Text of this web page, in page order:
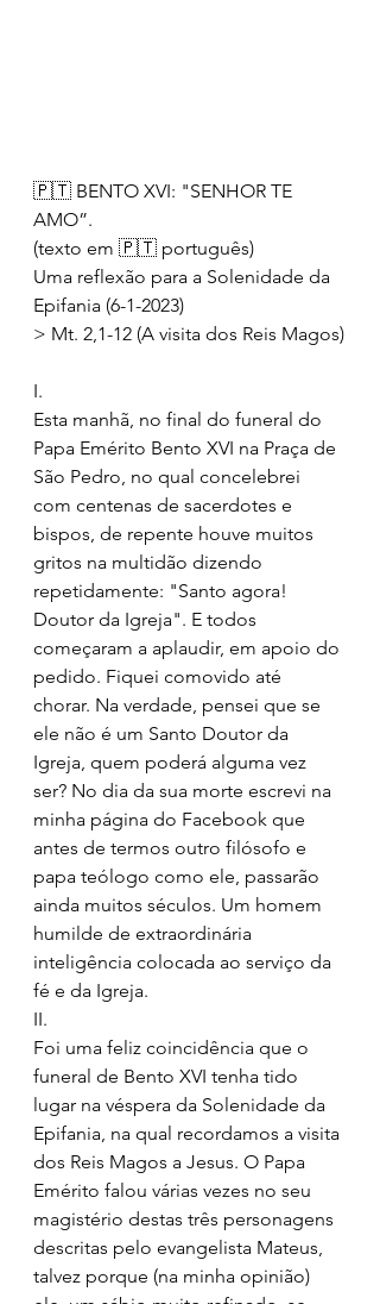
🇵🇹 BENTO XVI: "SENHOR TE
AMO”.
(texto em 🇵🇹 português)
Uma reflexão para a Solenidade da
Epifania (6-1-2023)
> Mt. 2,1-12 (A visita dos Reis Magos)
I.
Esta manhã, no final do funeral do
Papa Emérito Bento XVI na Praça de
São Pedro, no qual concelebrei
com centenas de sacerdotes e
bispos, de repente houve muitos
gritos na multidão dizendo
repetidamente: "Santo agora!
Doutor da Igreja". E todos
começaram a aplaudir, em apoio do
pedido. Fiquei comovido até
chorar. Na verdade, pensei que se
ele não é um Santo Doutor da
Igreja, quem poderá alguma vez
ser? No dia da sua morte escrevi na
minha página do Facebook que
antes de termos outro filósofo e
papa teólogo como ele, passarão
ainda muitos séculos. Um homem
humilde de extraordinária
inteligência colocada ao serviço da
fé e da Igreja.
II.
Foi uma feliz coincidência que o
funeral de Bento XVI tenha tido
lugar na véspera da Solenidade da
Epifania, na qual recordamos a visita
dos Reis Magos a Jesus. O Papa
Emérito falou várias vezes no seu
magistério destas três personagens
descritas pelo evangelista Mateus,
talvez porque (na minha opinião)